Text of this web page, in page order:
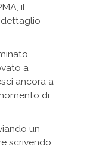
il
a
ancora a
di
un
scrivendo